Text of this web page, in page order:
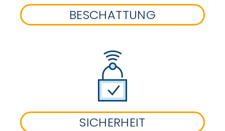
BESCHATTUNG
SICHERHEIT